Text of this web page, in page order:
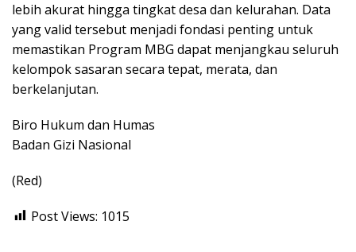
lebih akurat hingga tingkat desa dan kelurahan. Data
yang valid tersebut menjadi fondasi penting untuk
memastikan Program MBG dapat menjangkau seluruh
kelompok sasaran secara tepat, merata, dan
berkelanjutan.
Biro Hukum dan Humas
Badan Gizi Nasional
(Red)
Post Views: 1015